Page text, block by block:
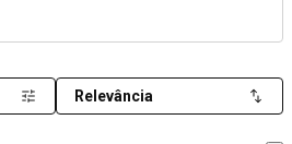
Relevância